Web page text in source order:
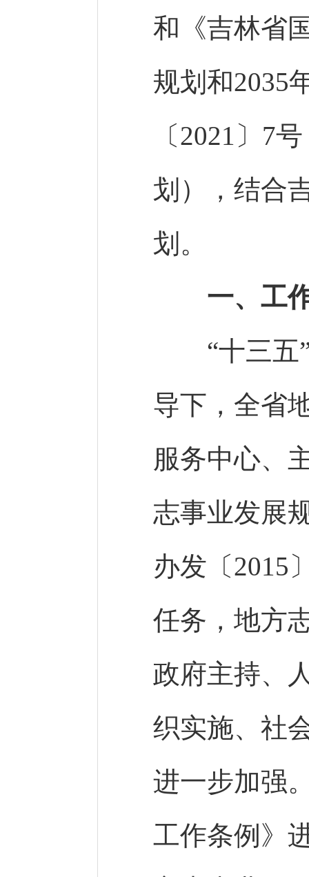
和《吉林省
规划和2035
〔2021〕7
划），结合
划。
一、工
“十三五”
导下，全省
服务中心、
志事业发展
办发〔2015
任务，地方
政府主持、
织实施、社
进一步加强
工作条例》